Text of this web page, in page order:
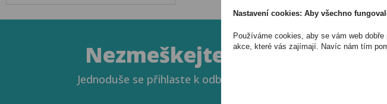
Nezmeškejte naše akce a
Jednoduše se přihlaste k odběru novinek a využijte
Nastavení cookies: Aby všechno
Používáme cookies, aby se vám web
akce, které vás zajímají. Navíc nám tím